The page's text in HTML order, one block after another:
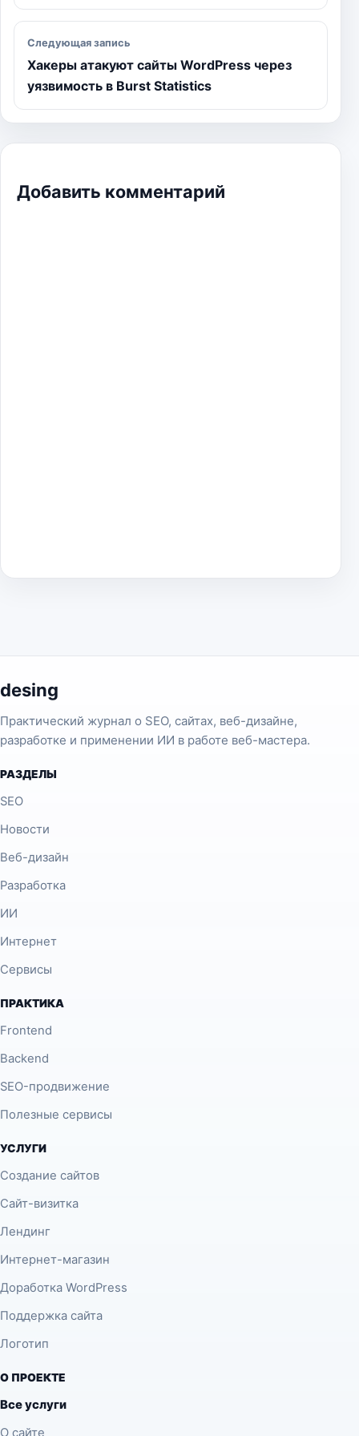
Следующая запись
Хакеры атакуют сайты WordPress через
уязвимость в Burst Statistics
Добавить комментарий
desing
Практический журнал о SEO, сайтах, веб-дизайне,
разработке и применении ИИ в работе веб-мастера.
РАЗДЕЛЫ
SEO
Новости
Веб-дизайн
Разработка
ИИ
Интернет
Сервисы
ПРАКТИКА
Frontend
Backend
SEO-продвижение
Полезные сервисы
УСЛУГИ
Создание сайтов
Сайт-визитка
Лендинг
Интернет-магазин
Доработка WordPress
Поддержка сайта
Логотип
О ПРОЕКТЕ
Все услуги
О сайте